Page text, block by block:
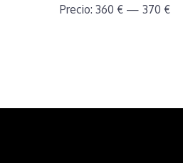
Precio:360 € —370 €